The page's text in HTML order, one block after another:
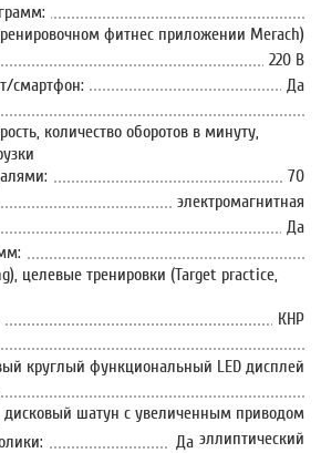
фитнес приложении Merach)
220 В
смартфон:
Да
количество оборотов в минуту,
70
электромагнитная
Да
целевые тренировки (Target practice,
КНР
круглый функциональный LED дисплей
дисковый шатун с увеличенным приводом
эллиптический
Да